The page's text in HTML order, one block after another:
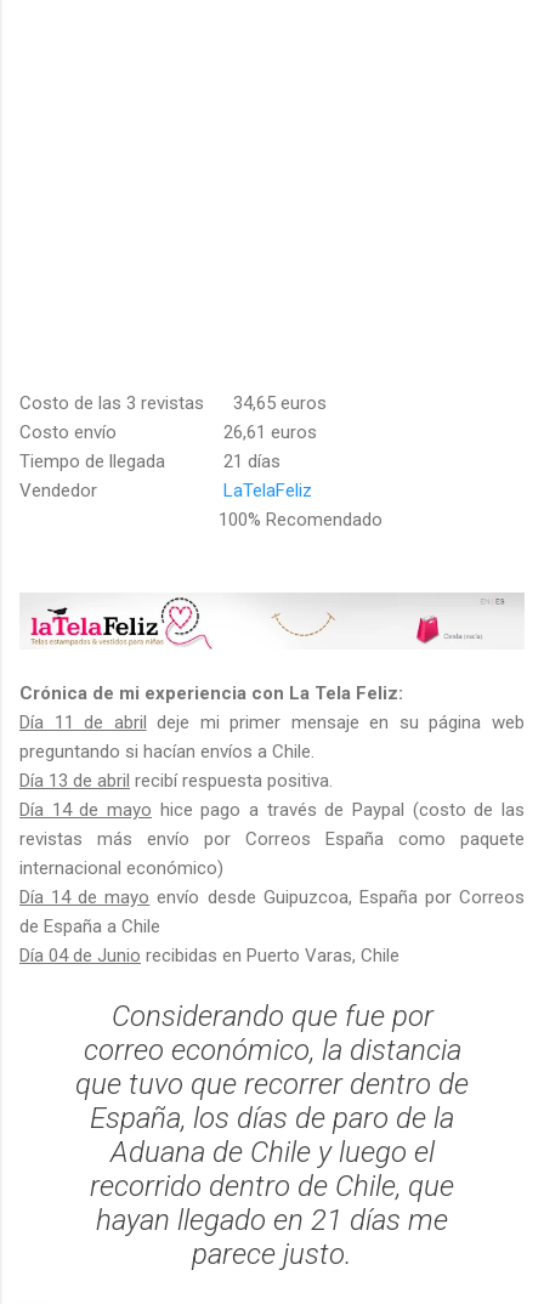
Costo de las 3 revistas 34,65 euros
Costo envío 26,61 euros
Tiempo de llegada 21 días
Vendedor LaTelaFeliz
100% Recomendado
Crónica de mi experiencia con La Tela Feliz:
Día 11 de abril deje mi primer mensaje en su página web
preguntando si hacían envíos a Chile.
Día 13 de abril recibí respuesta positiva.
Día 14 de mayo hice pago a través de Paypal (costo de las
revistas más envío por Correos España como paquete
internacional económico)
Día 14 de mayo envío desde Guipuzcoa, España por Correos
de España a Chile
Día 04 de Junio recibidas en Puerto Varas, Chile
Considerando que fue por
correo económico, la distancia
que tuvo que recorrer dentro de
España, los días de paro de la
Aduana de Chile y luego el
recorrido dentro de Chile, que
hayan llegado en 21 días me
parece justo.